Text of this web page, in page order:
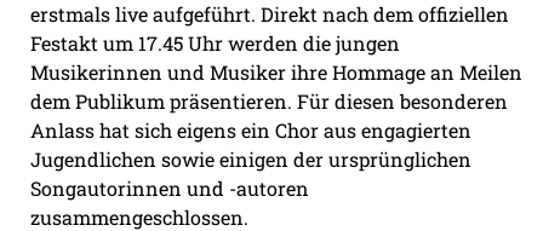
erstmals live aufgeführt. Direkt nach dem offiziellen
Festakt um 17.45 Uhr werden die jungen
Musikerinnen und Musiker ihre Hommage an Meilen
dem Publikum präsentieren. Für diesen besonderen
Anlass hat sich eigens ein Chor aus engagierten
Jugendlichen sowie einigen der ursprünglichen
Songautorinnen und -autoren
zusammengeschlossen.